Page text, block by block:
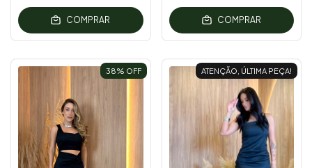
COMPRAR COMPRAR
38% OFF ATENÇÃO, ÚLTIMA PEÇA!